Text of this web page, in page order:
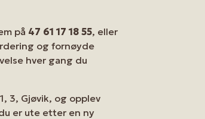
på 47 61 17 18 55, eller
og fornøyde
hver gang du
3, Gjøvik, og opplev
er ute etter en ny